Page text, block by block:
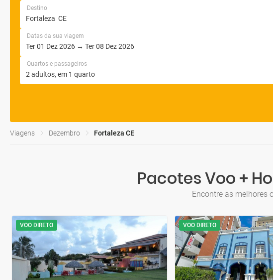
Destino
Datas da sua viagem
Quartos e passageiros
Viagens Dezembro Fortaleza CE
Pacotes Voo +
Encontre as melhores
VOO DIRETO VOO DIRETO